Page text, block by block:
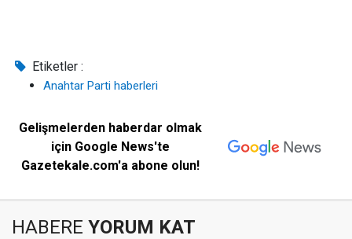
Etiketler :
Anahtar Parti haberleri
Gelişmelerden haberdar olmak
için Google News'te
Gazetekale.com'a abone olun!
HABERE YORUM KAT